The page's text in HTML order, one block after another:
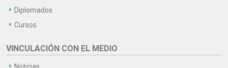
Diplomados
Cursos
VINCULACIÓN CON EL MEDIO
Noticias